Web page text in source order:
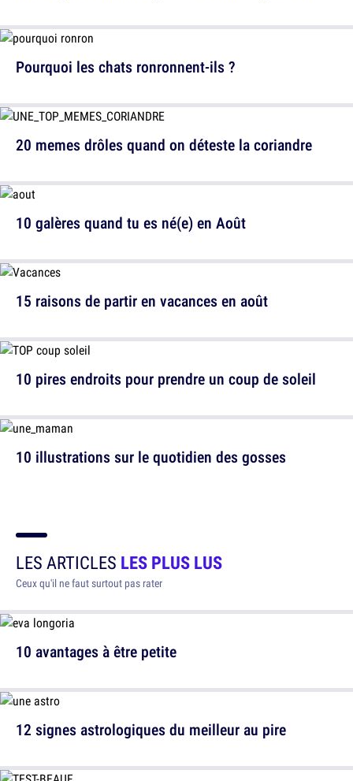
Pourquoi les chats ronronnent-ils ?
10 galères quand tu es né(e) en Août
10 pires endroits pour prendre un coup de soleil
20 memes drôles quand on déteste la coriandre
15 raisons de partir en vacances en août
10 illustrations sur le quotidien des gosses
LES ARTICLES LES PLUS LUS
Ceux qu'il ne faut surtout pas rater
10 avantages à être petite
12 signes astrologiques du meilleur au pire